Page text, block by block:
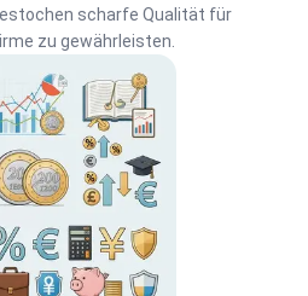
scharfe Qualität für
zu gewährleisten.